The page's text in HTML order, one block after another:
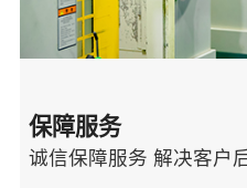
保障服务
诚信保障服务 解决客户